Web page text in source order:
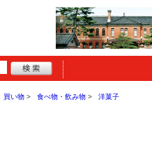
買い物 食べ物・飲み物 洋菓子